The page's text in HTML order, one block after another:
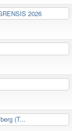
2026
(T...